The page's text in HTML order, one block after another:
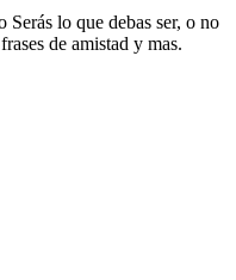
Serás lo que debas ser, o no
de amistad y mas.